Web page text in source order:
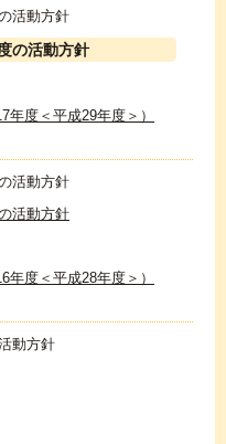
活動方針
の活動方針
度＜平成29年度＞）
活動方針
活動方針
度＜平成28年度＞）
動方針